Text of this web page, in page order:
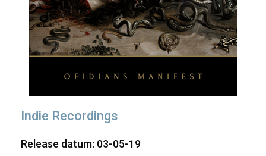
Indie Recordings
Release datum: 03-05-19